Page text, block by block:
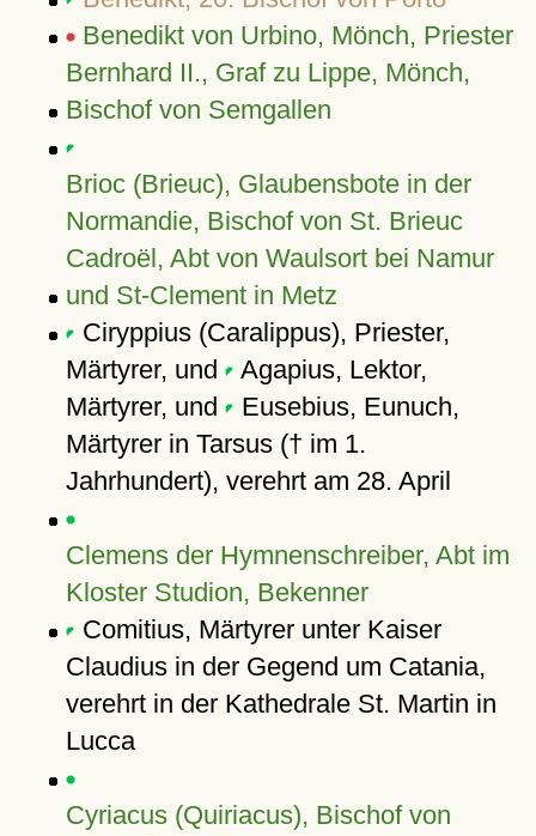
Benedikt von Urbino, Mönch, Priester
Bernhard II., Graf zu Lippe, Mönch,
Bischof von Semgallen
Brioc (Brieuc), Glaubensbote in der
Normandie, Bischof von St. Brieuc
Cadroël, Abt von Waulsort bei Namur
und St-Clement in Metz
Ciryppius (Caralippus), Priester,
Märtyrer, und
Agapius, Lektor,
Märtyrer, und
Eusebius, Eunuch,
Märtyrer in Tarsus († im 1.
Jahrhundert), verehrt am 28. April
Clemens der Hymnenschreiber, Abt im
Kloster Studion, Bekenner
Comitius, Märtyrer unter Kaiser
Claudius in der Gegend um Catania,
verehrt in der Kathedrale St. Martin in
Lucca
Cyriacus (Quiriacus), Bischof von